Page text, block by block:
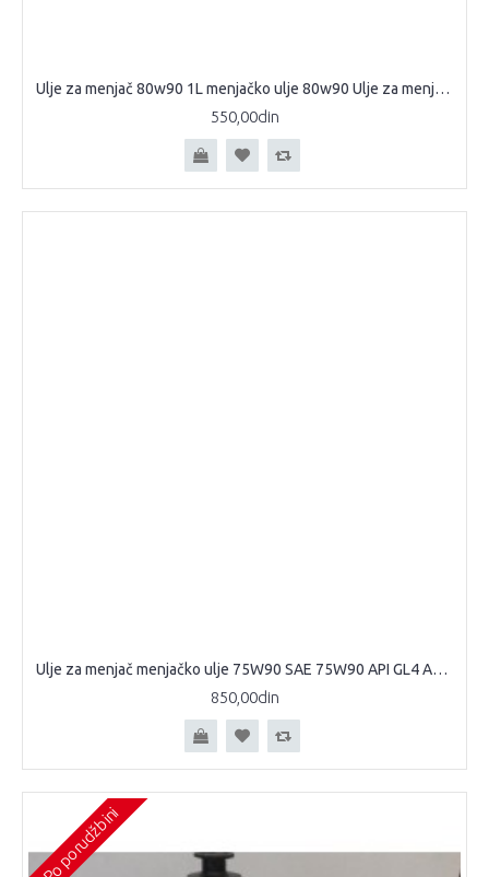
Ulje za menjač 80w90 1L menjačko ulje 80w90 Ulje za menjače diferencijale 80w90 menjačko ulje GL5 80W90 1L Chempoil
550,00din
Ulje za menjač menjačko ulje 75W90 SAE 75W90 API GL4 API GL5 Chempoil
850,00din
Po porudžbini